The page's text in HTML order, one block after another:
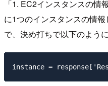
「1. EC2インスタンスの情
に1つのインスタンスの情
で、決め打ちで以下のよう